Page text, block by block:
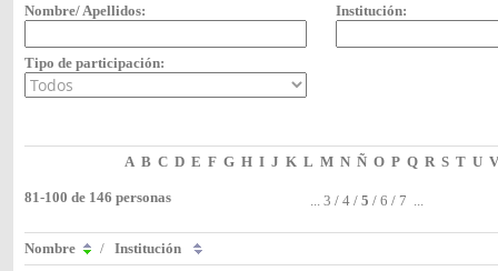
Nombre/ Apellidos: Institución:
Tipo de participación:
A B C D E F G H I J K L M N Ñ O P Q R S T U V
81-100 de 146 personas ... 3 / 4 / 5 / 6 / 7 ...
Nombre / Institución